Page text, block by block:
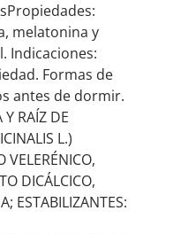
melatonina y
Indicaciones:
Formas de
antes de dormir.
Y RAÍZ DE
L.)
VELERÉNICO,
DICÁLCICO,
ESTABILIZANTES: